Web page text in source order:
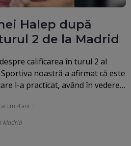
Halep după
2 de la Madrid
calificarea în turul 2 al
noastră a afirmat că este
l-a practicat, având în vedere…
acum 4 ani
Madrid